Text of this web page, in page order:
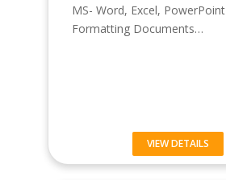
MS- Word, Excel, PowerPoint
Formatting Documents…
VIEW DETAILS